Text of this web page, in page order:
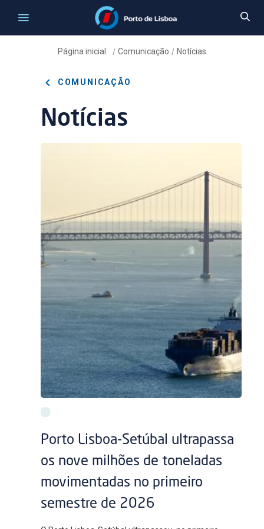
Página inicial / Comunicação / Notícias
COMUNICAÇÃO
Notícias
Porto Lisboa-Setúbal ultrapassa
os nove milhões de toneladas
movimentadas no primeiro
semestre de 2026